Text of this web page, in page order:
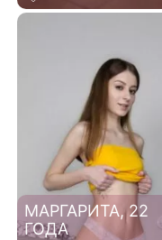
МАРГАРИТА, 22
ГОДА